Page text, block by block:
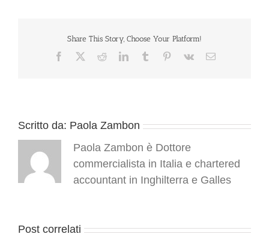
obbligatoria
Share This Story, Choose Your Platform!
Facebook RedditLinkedInTumblr Pinterest
Vk Email
Scritto da: Paola Zambon
Paola Zambon è Dottore
commercialista in Italia e chartered
accountant in Inghilterra e Galles
Post correlati